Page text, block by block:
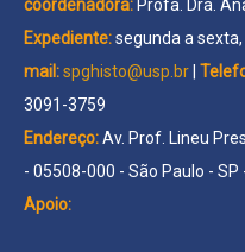
coordenadora: Profa. Dra.
Expediente:segunda a sexta,
mail:spghisto@usp.br
3091-3759
Endereço:Av. Prof. Lineu
- 05508-000 - São Paulo - SP
Apoio: